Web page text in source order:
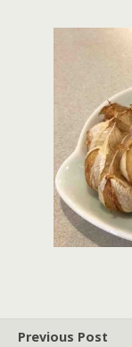
Previous Post